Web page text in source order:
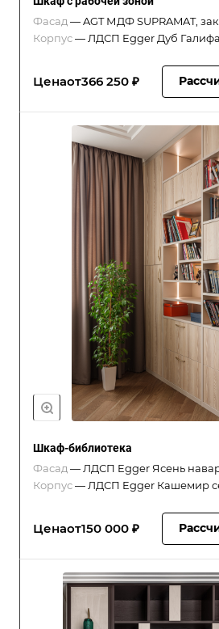
Фасад —AGT МДФ SUPRAMAT,
Корпус— ЛДСП Egger Дуб
Ценаот366 250 ₽
Шкаф-библиотека
Фасад — ЛДСП Egger Ясень
Корпус— ЛДСП Egger Кашемир
Ценаот150 000 ₽